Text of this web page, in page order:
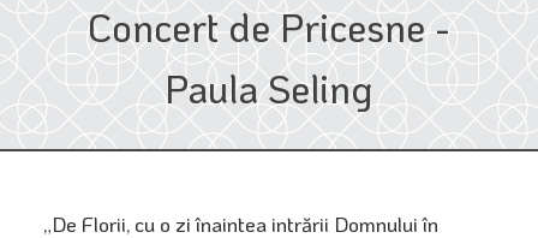
Concert de Pricesne -
Paula Seling
„De Florii, cu o zi înaintea intrării Domnului în